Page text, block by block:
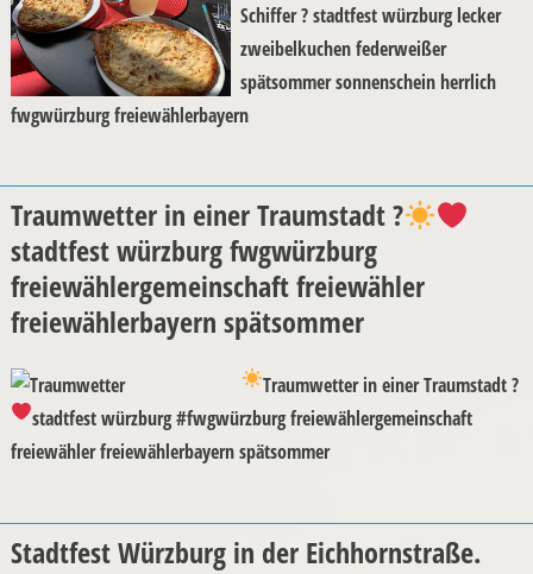
Schiffer ? stadtfest würzburg lecker
zweibelkuchen federweißer
spätsommer sonnenschein herrlich
fwgwürzburg freiewählerbayern
Traumwetter in einer Traumstadt ?
stadtfest würzburg fwgwürzburg
freiewählergemeinschaft freiewähler
freiewählerbayern spätsommer
Traumwetter in einer Traumstadt ?
stadtfest würzburg #fwgwürzburg freiewählergemeinschaft
freiewähler freiewählerbayern spätsommer
Stadtfest Würzburg in der Eichhornstraße.